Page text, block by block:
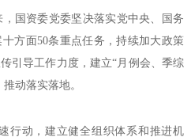
资委党委坚决落实党中央、国务
方面50条重点任务，持续加大政策
引导工作力度，建立“月例会、季综
动落实落地。
动，建立健全组织体系和推进机